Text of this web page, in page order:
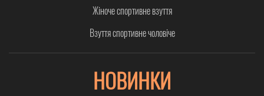
Жіноче спортивне взуття
Взуття спортивне чоловіче
НОВИНКИ